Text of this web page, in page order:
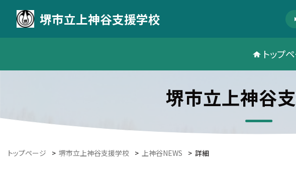
堺市立上神谷支援学校
トップ
堺市立上神谷
トップページ > 堺市立上神谷支援学校 > 上神谷NEWS > 詳細